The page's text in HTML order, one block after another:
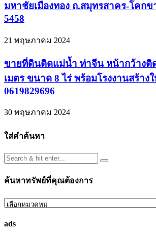
มหาชัยเมืองทอง ถ.สมุทรสาคร-โคกข
5458
21 พฤษภาคม 2024
ขายที่ดินติดแม่น้ำ ท่าจีน หน้ากว้างติ
เมตร ขนาด 8 ไร่ พร้อมโรงงานสร้าง
0619829696
30 พฤษภาคม 2024
ใส่คำค้นหา
ค้นหาทรัพย์ที่คุณต้องการ
ค้นหา
ที่
ads